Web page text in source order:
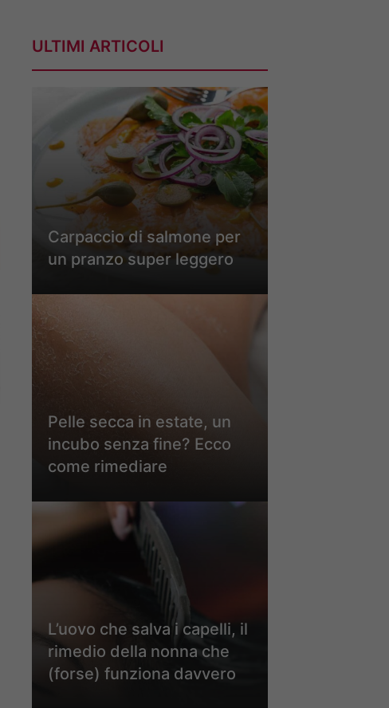
ULTIMI ARTICOLI
Carpaccio di salmone per
un pranzo super leggero
Pelle secca in estate, un
incubo senza fine? Ecco
come rimediare
L’uovo che salva i capelli, il
rimedio della nonna che
(forse) funziona davvero